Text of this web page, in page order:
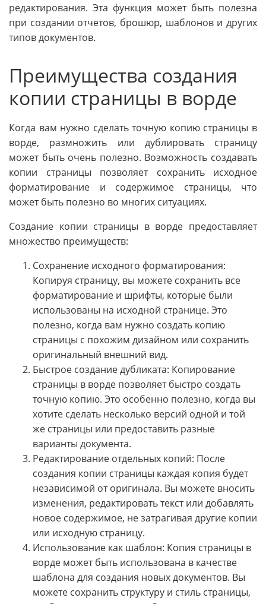
редактирования. Эта функция может быть полезна
при создании отчетов, брошюр, шаблонов и других
типов документов.
Преимущества создания
копии страницы в ворде
Когда вам нужно сделать точную копию страницы в
ворде, размножить или дублировать страницу
может быть очень полезно. Возможность создавать
копии страницы позволяет сохранить исходное
форматирование и содержимое страницы, что
может быть полезно во многих ситуациях.
Создание копии страницы в ворде предоставляет
множество преимуществ:
Сохранение исходного форматирования:
Копируя страницу, вы можете сохранить все
форматирование и шрифты, которые были
использованы на исходной странице. Это
полезно, когда вам нужно создать копию
страницы с похожим дизайном или сохранить
оригинальный внешний вид.
Быстрое создание дубликата: Копирование
страницы в ворде позволяет быстро создать
точную копию. Это особенно полезно, когда вы
хотите сделать несколько версий одной и той
же страницы или предоставить разные
варианты документа.
Редактирование отдельных копий: После
создания копии страницы каждая копия будет
независимой от оригинала. Вы можете вносить
изменения, редактировать текст или добавлять
новое содержимое, не затрагивая другие копии
или исходную страницу.
Использование как шаблон: Копия страницы в
ворде может быть использована в качестве
шаблона для создания новых документов. Вы
можете сохранить структуру и стиль страницы,